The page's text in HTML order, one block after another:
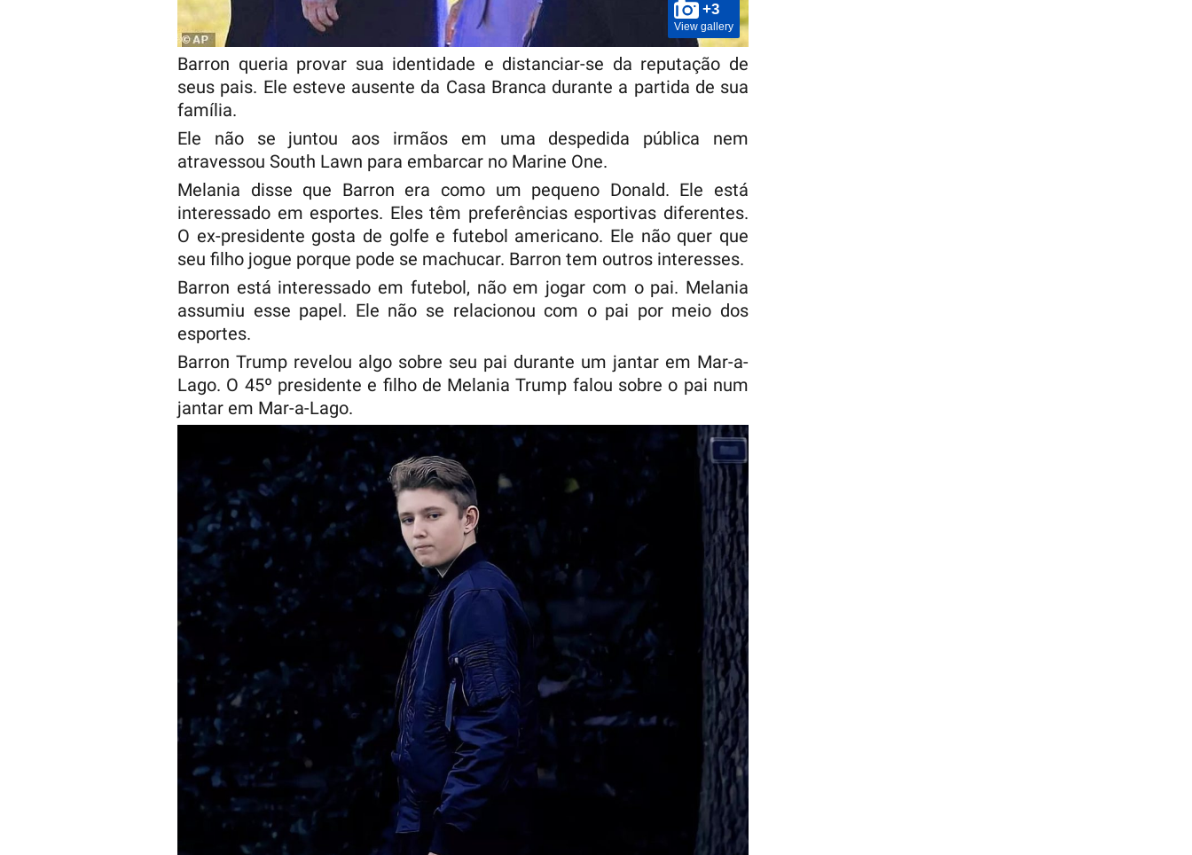
+3
View gallery
Barron queria provar sua identidade e distanciar-se da reputação de
seus pais. Ele esteve ausente da Casa Branca durante a partida de sua
família.
Ele não se juntou aos irmãos em uma despedida pública nem
atravessou South Lawn para embarcar no Marine One.
Melania disse que Barron era como um pequeno Donald. Ele está
interessado em esportes. Eles têm preferências esportivas diferentes.
O ex-presidente gosta de golfe e futebol americano. Ele não quer que
seu filho jogue porque pode se machucar. Barron tem outros interesses.
Barron está interessado em futebol, não em jogar com o pai. Melania
assumiu esse papel. Ele não se relacionou com o pai por meio dos
esportes.
Barron Trump revelou algo sobre seu pai durante um jantar em Mar-a-
Lago. O 45º presidente e filho de Melania Trump falou sobre o pai num
jantar em Mar-a-Lago.